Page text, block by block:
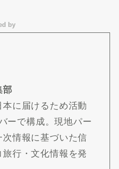
by
部
に届けるため活動
ーで構成。現地パー
次情報に基づいた信
行・文化情報を発